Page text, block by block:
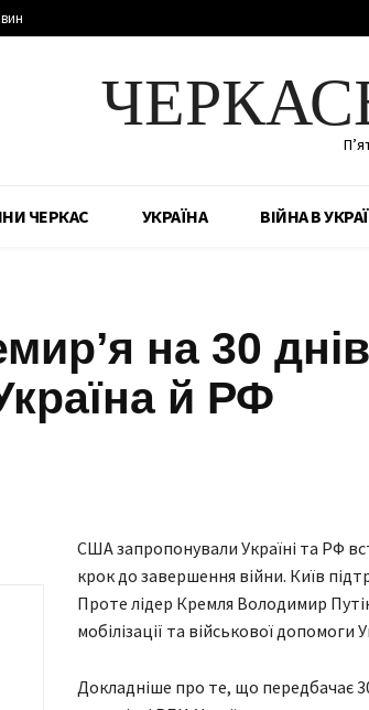
ЧЕРКАС УКРАЇНА ВІЙНА В
на 30
й РФ
CША запропонували Україні та РФ
крок до завершення війни. Київ
Проте лідер Кремля Володимир
мобілізації та військової допомоги
Докладніше про те, що передбачає